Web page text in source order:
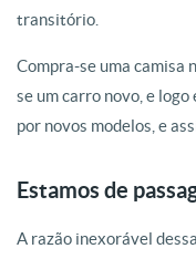
transitório.
Com­pra-se uma camisa
se um carro novo, e
por novos modelos, e
Estamos de
A razão inexorável